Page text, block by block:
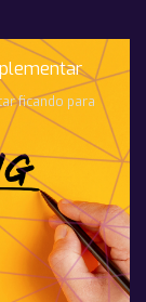
ficando para